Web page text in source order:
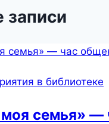
записи
в библиотеке
семья» —